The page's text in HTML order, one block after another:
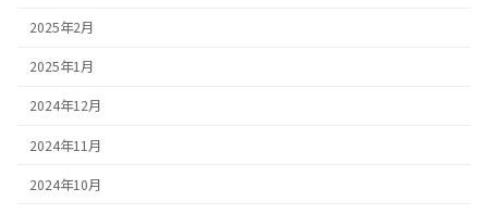
2025年2月
2025年1月
2024年12月
2024年11月
2024年10月